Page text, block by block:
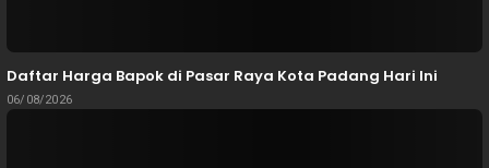
Daftar Harga Bapok di Pasar Raya Kota Padang Hari Ini
06/08/2026